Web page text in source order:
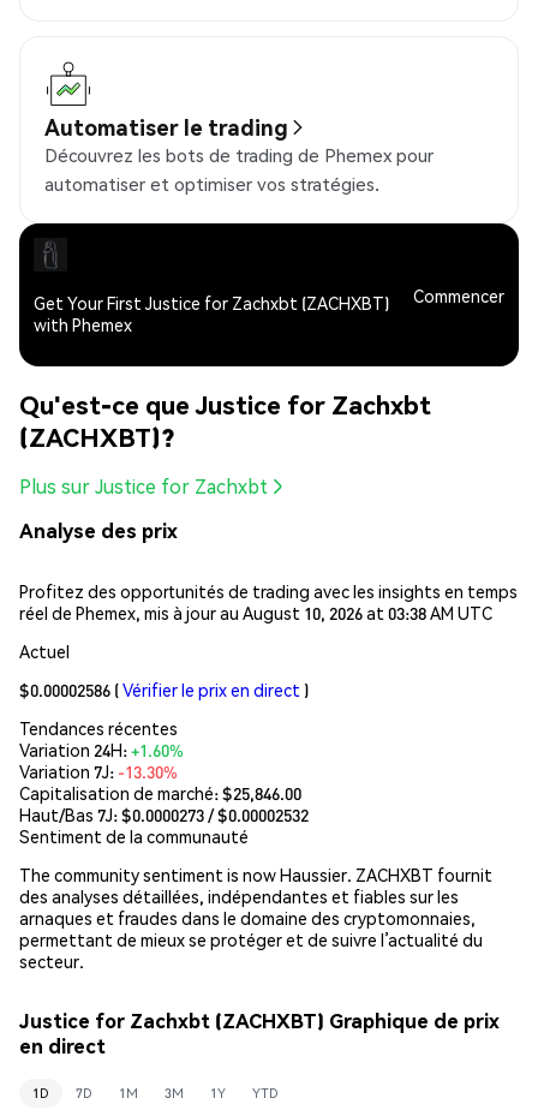
Automatiser le trading
Découvrez les bots de trading de Phemex pour
automatiser et optimiser vos stratégies.
Get Your First Justice for Zachxbt (ZACHXBT)
with Phemex
Commencer
Qu'est-ce que Justice for Zachxbt
(ZACHXBT)?
Plus sur Justice for Zachxbt
Analyse des prix
Profitez des opportunités de trading avec les insights en temps
réel de Phemex, mis à jour au August 10, 2026 at 03:38 AM UTC
Actuel
$0.00002586 (Vérifier le prix en direct )
Tendances récentes
Variation 24H:+1.60%
Variation 7J: -13.30%
Capitalisation de marché:$25,846.00
Haut/Bas 7J: $0.0000273/ $0.00002532
Sentiment de la communauté
The community sentiment is now Haussier. ZACHXBT fournit
des analyses détaillées, indépendantes et fiables sur les
arnaques et fraudes dans le domaine des cryptomonnaies,
permettant de mieux se protéger et de suivre l’actualité du
secteur.
Justice for Zachxbt (ZACHXBT) Graphique de prix
en direct
1D 7D 1M 3M 1Y YTD